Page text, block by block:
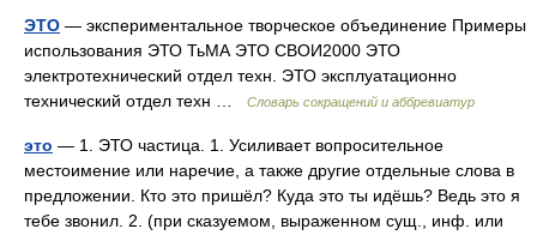
ЭТО — экспериментальное творческое объединение Примеры
использования ЭТО ТьМА ЭТО СВОИ2000 ЭТО
электротехнический отдел техн. ЭТО эксплуатационно
технический отдел техн …
Словарь сокращений и аббревиатур
это — 1. ЭТО частица. 1. Усиливает вопросительное
местоимение или наречие, а также другие отдельные слова в
предложении. Кто это пришёл? Куда это ты идёшь? Ведь это я
тебе звонил. 2. (при сказуемом, выраженном сущ., инф. или